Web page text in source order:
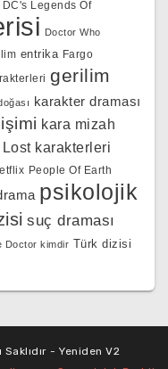
DC's Legends Of
Doctor Who
entrika Fargo
gerilim
karakter draması
kara mizah
Lost karakterleri
People Of Earth
psikolojik
suç draması
Doctor kimdir Türk dizisi
Saklıdır - Yeniden V2